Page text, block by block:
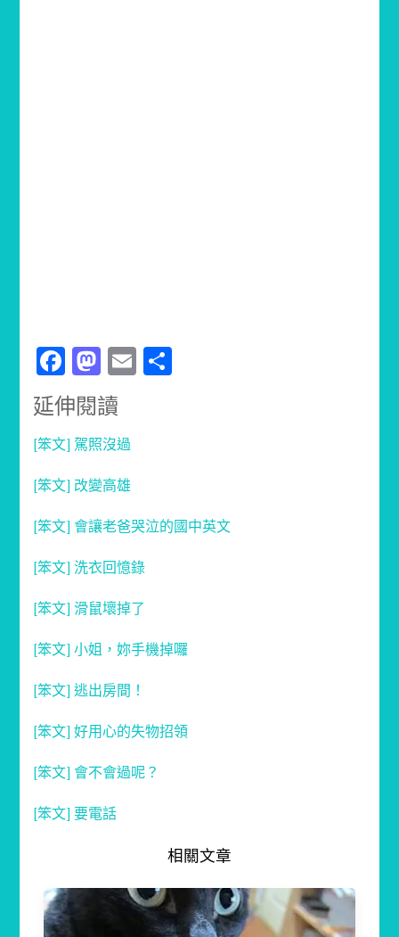
Facebook
Mastodon
Email
延伸閱讀
[笨文] 駕照沒過
[笨文] 改變高雄
[笨文] 會讓老爸哭泣的國中英文
[笨文] 洗衣回憶錄
[笨文] 滑鼠壞掉了
[笨文] 小姐，妳手機掉囉
[笨文] 逃出房間！
[笨文] 好用心的失物招領
[笨文] 會不會過呢？
[笨文] 要電話
相關文章